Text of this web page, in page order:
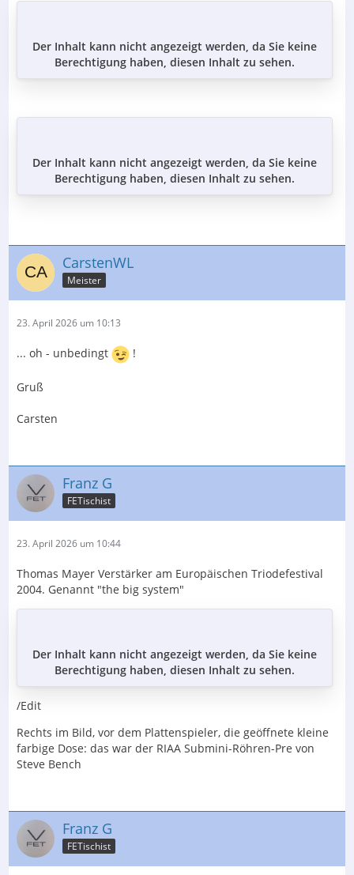
Der Inhalt kann nicht angezeigt werden, da Sie keine
Berechtigung haben, diesen Inhalt zu sehen.
Der Inhalt kann nicht angezeigt werden, da Sie keine
Berechtigung haben, diesen Inhalt zu sehen.
CarstenWL
Meister
23. April 2026 um 10:13
... oh - unbedingt !
Gruß
Carsten
Franz G
FETischist
23. April 2026 um 10:44
Thomas Mayer Verstärker am Europäischen Triodefestival
2004. Genannt "the big system"
Der Inhalt kann nicht angezeigt werden, da Sie keine
Berechtigung haben, diesen Inhalt zu sehen.
/Edit
Rechts im Bild, vor dem Plattenspieler, die geöffnete kleine
farbige Dose: das war der RIAA Submini-Röhren-Pre von
Steve Bench
Franz G
FETischist